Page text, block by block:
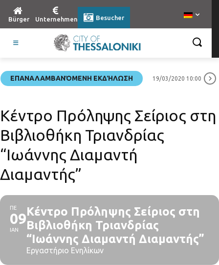
Bürger Unternehmen Besucher
ΕΠΑΝΑΛΑΜΒΑΝΌΜΕΝΗ ΕΚΔΉΛΩΣΗ 19/03/2020 10:00
Κέντρο Πρόληψης Σείριος στη
Βιβλιοθήκη Τριανδρίας
“Ιωάννης Διαμαντή
Διαμαντής”
ΠΕ
09
ΙΑΝ
Κέντρο Πρόληψης Σείριος στη
Βιβλιοθήκη Τριανδρίας
“Ιωάννης Διαμαντή Διαμαντής”
Εργαστήριο Ενηλίκων